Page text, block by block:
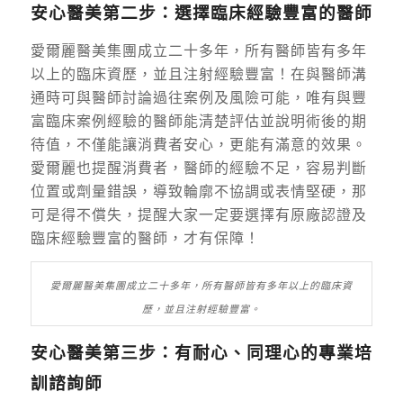
安心醫美第二步：選擇臨床經驗豐富的醫師
愛爾麗醫美集團成立二十多年，所有醫師皆有多年
以上的臨床資歷，並且注射經驗豐富！ 在與醫師溝
通時可與醫師討論過往案例及風險可能，唯有與豐
富臨床案例經驗的醫師能清楚評估並說明術後的期
待值，不僅能讓消費者安心，更能有滿意的效果。
愛爾麗也提醒消費者，醫師的經驗不足，容易判斷
位置或劑量錯誤，導致輪廓不協調或表情堅硬，那
可是得不償失，提醒大家一定要選擇有原廠認證及
臨床經驗豐富的醫師，才有保障！
愛爾麗醫美集團成立二十多年，所有醫師皆有多年以上的臨床資
歷，並且注射經驗豐富。
安心醫美第三步：有耐心、同理心的專業培
訓諮詢師